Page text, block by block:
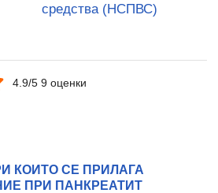
средства (НСПВС)
4.9/5 9 оценки
КОИТО СЕ ПРИЛАГА
ПРИ ПАНКРЕАТИТ